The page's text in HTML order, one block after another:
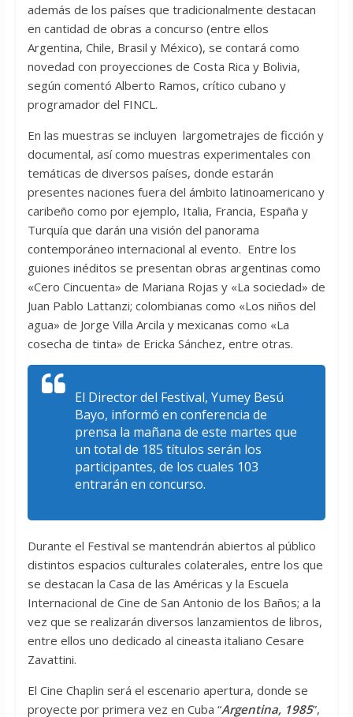
además de los países que tradicionalmente destacan
en cantidad de obras a concurso (entre ellos
Argentina, Chile, Brasil y México), se contará como
novedad con proyecciones de Costa Rica y Bolivia,
según comentó Alberto Ramos, crítico cubano y
programador del FINCL.
En las muestras se incluyen largometrajes de ficción y
documental, así como muestras experimentales con
temáticas de diversos países, donde estarán
presentes naciones fuera del ámbito latinoamericano y
caribeño como por ejemplo, Italia, Francia, España y
Turquía que darán una visión del panorama
contemporáneo internacional al evento. Entre los
guiones inéditos se presentan obras argentinas como
«Cero Cincuenta» de Mariana Rojas y «La sociedad» de
Juan Pablo Lattanzi; colombianas como «Los niños del
agua» de Jorge Villa Arcila y mexicanas como «La
cosecha de tinta» de Ericka Sánchez, entre otras.
El Director del Festival, Yumey Besú
Bayo, informó en conferencia de
prensa la mañana de este martes que
un total de 185 títulos serán los
participantes, de los cuales 103
entrarán en concurso.
Durante el Festival se mantendrán abiertos al público
distintos espacios culturales colaterales, entre los que
se destacan la Casa de las Américas y la Escuela
Internacional de Cine de San Antonio de los Baños; a la
vez que se realizarán diversos lanzamientos de libros,
entre ellos uno dedicado al cineasta italiano Cesare
Zavattini.
El Cine Chaplin será el escenario apertura, donde se
proyecte por primera vez en Cuba “Argentina, 1985”,